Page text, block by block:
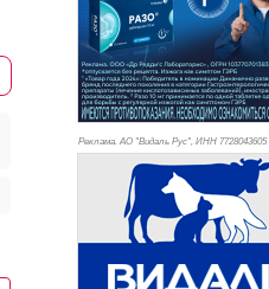
Реклама. АО "Видаль Рус", ИНН 7728043605